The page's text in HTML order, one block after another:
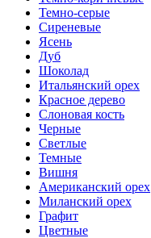
Темно-серые
Сиреневые
Ясень
Дуб
Шоколад
Итальянский орех
Красное дерево
Слоновая кость
Черные
Светлые
Темные
Вишня
Американский орех
Миланский орех
Графит
Цветные